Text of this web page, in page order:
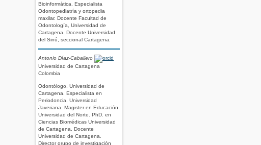
Bioinformática. Especialista
Odontopediatría y ortopedia
maxilar. Docente Facultad de
Odontología, Universidad de
Cartagena. Docente Universidad
del Sinú, seccional Cartagena.
Antonio Díaz-Caballero
Universidad de Cartagena
Colombia
Odontólogo, Universidad de
Cartagena. Especialista en
Periodoncia. Universidad
Javeriana. Magister en Educación
Universidad del Norte. PhD. en
Ciencias Biomédicas Universidad
de Cartagena. Docente
Universidad de Cartagena.
Director grupo de investigación